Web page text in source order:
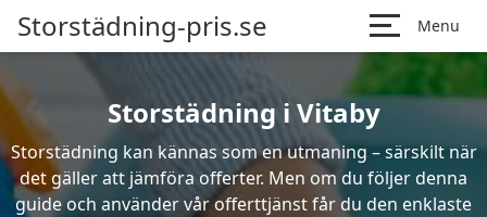
Storstädning-pris.se Menu
Storstädning i Vitaby
Storstädning kan kännas som en utmaning – särskilt när
det gäller att jämföra offerter. Men om du följer denna
guide och använder vår offerttjänst får du den enklaste